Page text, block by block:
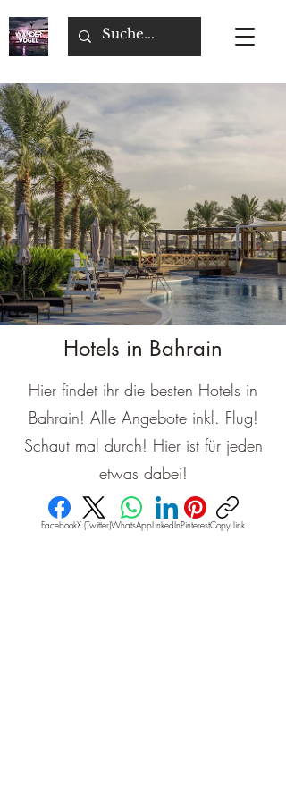
Hotels in Bahrain
Hier findet ihr die besten Hotels in
Bahrain! Alle Angebote inkl. Flug!
Schaut mal durch! Hier ist für jeden
etwas dabei!
FacebookX (Twitter)WhatsAppLinkedInPinterestCopy link